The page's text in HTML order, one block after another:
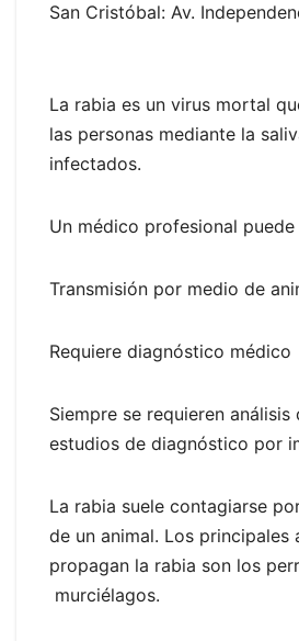
San Cristóbal: Av.
La rabia es un virus mortal
las personas mediante la
infectados.
Un médico profesional
Transmisión por medio de
Requiere diagnóstico médico
Siempre se requieren
estudios de diagnóstico por
La rabia suele contagiarse
de un animal. Los principales
propagan la rabia son los
murciélagos.